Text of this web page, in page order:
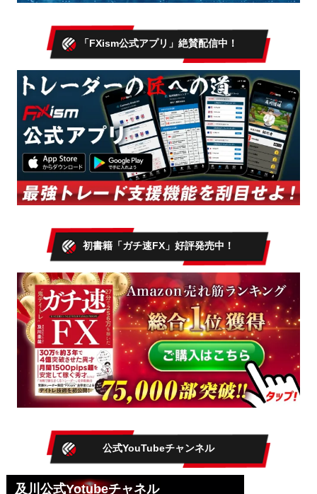
「FXism公式アプリ」絶賛配信中！
初書籍「ガチ速FX」好評発売中！
公式YouTubeチャンネル
及川公式Yotubeチャネル